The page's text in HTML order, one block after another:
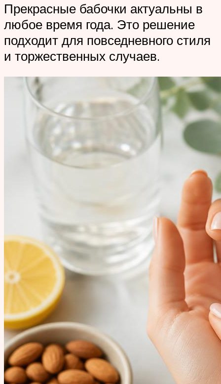
Прекрасные бабочки актуальны в
любое время года. Это решение
подходит для повседневного стиля
и торжественных случаев.